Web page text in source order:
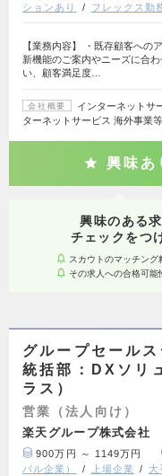
ションあり
フレックス勤
【業務内容】 ・既存顧客への
新機能のご案内やニーズに合
い、顧客満足度…
会社概要
インターネットサ
ターネットサービス 海外事業
興味あ
興味のある
チェックをつ
スカウトのマッチング
その求人への合格可能
グループセール
統括部：DXソリ
ラス）
営業（法人向け）
楽天グループ株式会社
900万円 ～ 1149万円
バル企業）
上場企業 大